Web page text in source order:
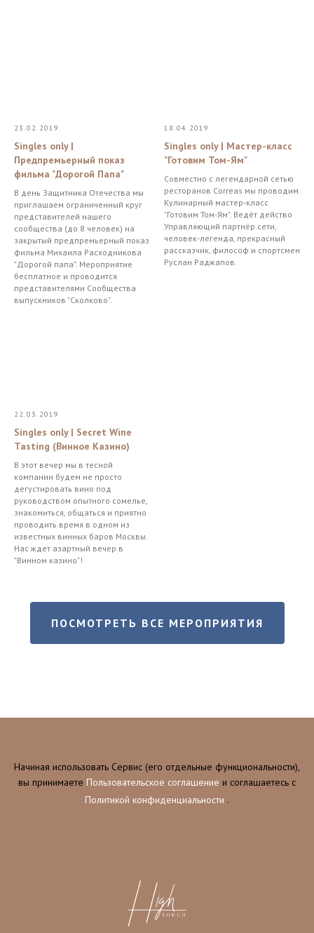
23.02.2019
Singles only |
Предпремьерный показ
фильма "Дорогой Папа"
В день Защитника Отечества мы
приглашаем ограниченный круг
представителей нашего
сообщества (до 8 человек) на
закрытый предпремьерный показ
фильма Михаила Расходникова
"Дорогой папа". Мероприятие
бесплатное и проводится
представителями Сообщества
выпускников "Сколково".
18.04.2019
Singles only | Мастер-класс
"Готовим Том-Ям"
Совместно с легендарной сетью
ресторанов Correas мы проводим
Кулинарный мастер-класс
"Готовим Том-Ям". Ведёт действо
Управляющий партнёр сети,
человек-легенда, прекрасный
рассказчик, философ и спортсмен
Руслан Раджапов.
22.03.2019
Singles only | Secret Wine
Tasting (Винное Казино)
В этот вечер мы в тесной
компании будем не просто
дегустировать вино под
руководством опытного сомелье,
знакомиться, общаться и приятно
проводить время в одном из
известных винных баров Москвы.
Нас ждет азартный вечер в
"Винном казино"!
ПОСМОТРЕТЬ ВСЕ МЕРОПРИЯТИЯ
Начиная использовать Сервис (его отдельные функциональности),
вы принимаете Пользовательское соглашение и соглашаетесь c
Политикой конфиденциальности .